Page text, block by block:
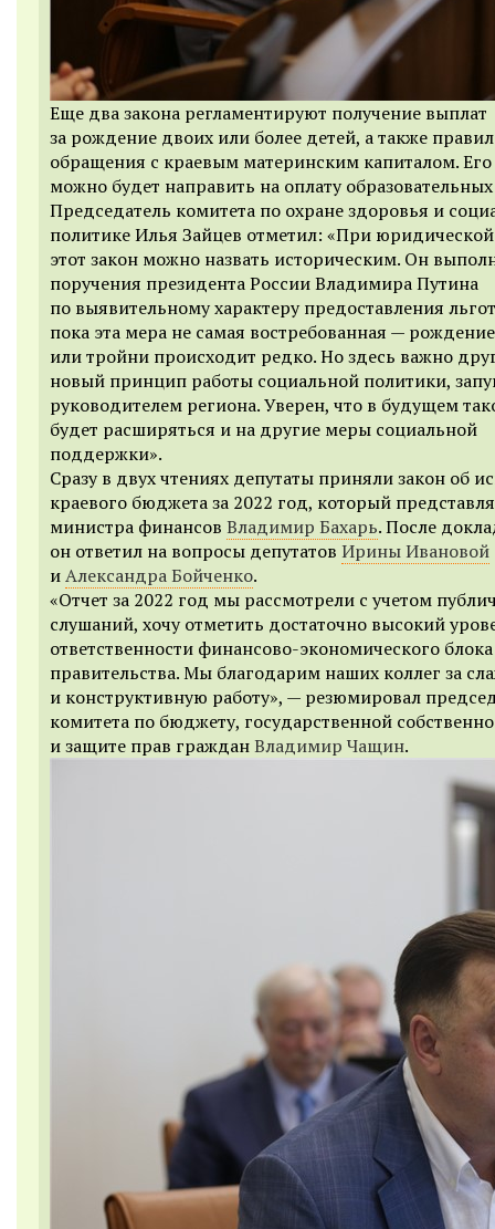
Еще два закона регламентируют получение выплат
за рождение двоих или более детей, а также
обращения с краевым материнским капиталом. Его
можно будет направить на оплату образовательных
Председатель комитета по охране здоровья и
политике Илья Зайцев отметил: «При юридической
этот закон можно назвать историческим. Он
поручения президента России Владимира Путина
по выявительному характеру предоставления
пока эта мера не самая востребованная —
или тройни происходит редко. Но здесь важно
новый принцип работы социальной политики,
руководителем региона. Уверен, что в будущем
будет расширяться и на другие меры социальной
поддержки».
Сразу в двух чтениях депутаты приняли закон об
краевого бюджета за 2022 год, который
министра финансов Владимир Бахарь. После
он ответил на вопросы депутатов Ирины Ивановой
иАлександра Бойченко.
«Отчет за 2022 год мы рассмотрели с учетом
слушаний, хочу отметить достаточно высокий
ответственности финансово-экономического блока
правительства. Мы благодарим наших коллег за
и конструктивную работу», — резюмировал
комитета по бюджету, государственной
и защите прав гражданВладимир Чащин.